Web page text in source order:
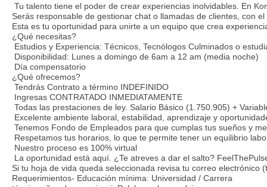
Tu talento tiene el poder de crear experiencias inolvidables. En
Serás responsable de gestionar chat o llamadas de clientes, con
Esta es tu oportunidad para unirte a un equipo que crea
¿Qué necesitas?
Estudios y Experiencia: Técnicos, Tecnólogos Culminados o
Disponibilidad: Lunes a domingo de 6am a 12 am (media noche)
Día compensatorio
¿Qué ofrecemos?
Tendrás Contrato a término INDEFINIDO
Ingresas CONTRATADO INMEDIATAMENTE
Todas las prestaciones de ley. Salario Básico (1.750.905) +
Excelente ambiente laboral, estabilidad, aprendizaje y
Tenemos Fondo de Empleados para que cumplas tus sueños y
Respetamos tus horarios, lo que te permite tener un equilibrio
Nuestro proceso es 100% virtual
La oportunidad está aquí. ¿Te atreves a dar el salto?
Si tu hoja de vida queda seleccionada revisa tu correo
Requerimientos- Educación mínima: Universidad / Carrera